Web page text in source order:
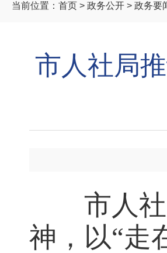
当前位置： 首页 > 政务公开 > 政务要
市人社局
市人社
神，以“走